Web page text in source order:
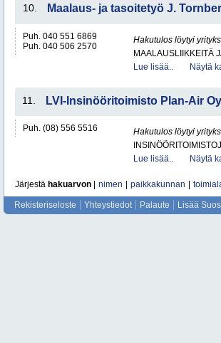
10. Maalaus- ja tasoitetyö J.
Puh. 040 551 6869
Puh. 040 506 2570
Hakutulos löytyi
MAALAUSLIIKKEITÄ
Lue lisää..
Näytä
11. LVI-Insinööritoimisto Plan-Air Oy
Puh. (08) 556 5516
Hakutulos löytyi
Lue lisää..
Näytä
Järjestä hakuarvon nimen paikkakunnan
Rekisteriseloste Yhteystiedot Palaute Lisää